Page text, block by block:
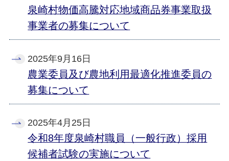
泉崎村物価高騰対応地域商品券事業取扱
事業者の募集について
2025年9月16日
農業委員及び農地利用最適化推進委員の
募集について
2025年4月25日
令和8年度泉崎村職員（一般行政）採用
候補者試験の実施について